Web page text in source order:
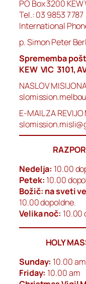
PO Box 3200
Tel.: 03 9853 7787
International
p. Simon Peter
Sprememba
KEW VIC 3101,
NASLOV
E-MAIL ZA REVIJO
Nedelja: 10.00
Petek: 10.00
Božič: na sveti
10.00 dopoldne.
Velika noč: 10.00
HOLY
Sunday: 10.00 am
Friday: 10.00 am